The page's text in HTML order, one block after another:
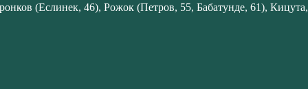
(Еслинек, 46), Рожок (Петров, 55, Бабатунде, 61), Кицута,